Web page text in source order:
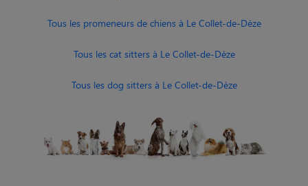
Tous les promeneurs de chiens à Le Collet-de-Dèze
Tous les cat sitters à Le Collet-de-Dèze
Tous les dog sitters à Le Collet-de-Dèze